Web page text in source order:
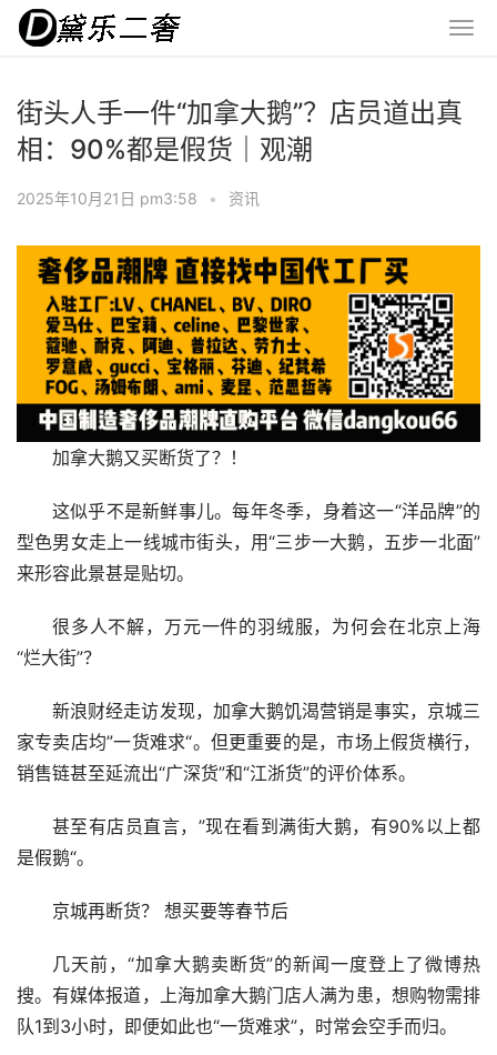
街头人手一件“加拿大鹅”？店员道出真
相：90%都是假货｜观潮
2025年10月21日 pm3:58 • 资讯
加拿大鹅又买断货了？！
这似乎不是新鲜事儿。每年冬季，身着这一“洋品牌”的
型色男女走上一线城市街头，用“三步一大鹅，五步一北面”
来形容此景甚是贴切。
很多人不解，万元一件的羽绒服，为何会在北京上海
“烂大街”？
新浪财经走访发现，加拿大鹅饥渴营销是事实，京城三
家专卖店均”一货难求“。但更重要的是，市场上假货横行，
销售链甚至延流出“广深货”和“江浙货”的评价体系。
甚至有店员直言，”现在看到满街大鹅，有90%以上都
是假鹅“。
京城再断货？ 想买要等春节后
几天前，“加拿大鹅卖断货”的新闻一度登上了微博热
搜。有媒体报道，上海加拿大鹅门店人满为患，想购物需排
队1到3小时，即便如此也“一货难求”，时常会空手而归。